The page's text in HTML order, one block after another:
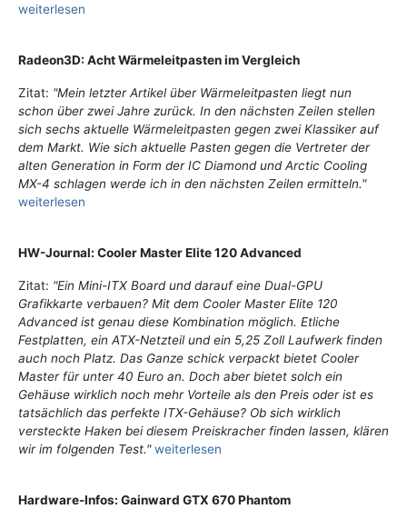
weiterlesen
Radeon3D: Acht Wärmeleitpasten im Vergleich
Zitat: "Mein letzter Artikel über Wärmeleitpasten liegt nun
schon über zwei Jahre zurück. In den nächsten Zeilen stellen
sich sechs aktuelle Wärmeleitpasten gegen zwei Klassiker auf
dem Markt. Wie sich aktuelle Pasten gegen die Vertreter der
alten Generation in Form der IC Diamond und Arctic Cooling
MX-4 schlagen werde ich in den nächsten Zeilen ermitteln."
weiterlesen
HW-Journal: Cooler Master Elite 120 Advanced
Zitat: "Ein Mini-ITX Board und darauf eine Dual-GPU
Grafikkarte verbauen? Mit dem Cooler Master Elite 120
Advanced ist genau diese Kombination möglich. Etliche
Festplatten, ein ATX-Netzteil und ein 5,25 Zoll Laufwerk finden
auch noch Platz. Das Ganze schick verpackt bietet Cooler
Master für unter 40 Euro an. Doch aber bietet solch ein
Gehäuse wirklich noch mehr Vorteile als den Preis oder ist es
tatsächlich das perfekte ITX-Gehäuse? Ob sich wirklich
versteckte Haken bei diesem Preiskracher finden lassen, klären
wir im folgenden Test." weiterlesen
Hardware-Infos: Gainward GTX 670 Phantom